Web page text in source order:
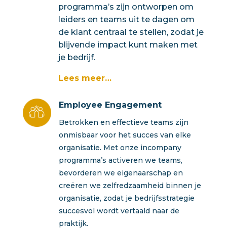
programma’s zijn ontworpen om
leiders en teams uit te dagen om
de klant centraal te stellen, zodat je
blijvende impact kunt maken met
je bedrijf.
Lees meer…
Employee Engagement
Betrokken en effectieve teams zijn
onmisbaar voor het succes van elke
organisatie. Met onze incompany
programma’s activeren we teams,
bevorderen we eigenaarschap en
creëren we zelfredzaamheid binnen je
organisatie, zodat je bedrijfsstrategie
succesvol wordt vertaald naar de
praktijk.